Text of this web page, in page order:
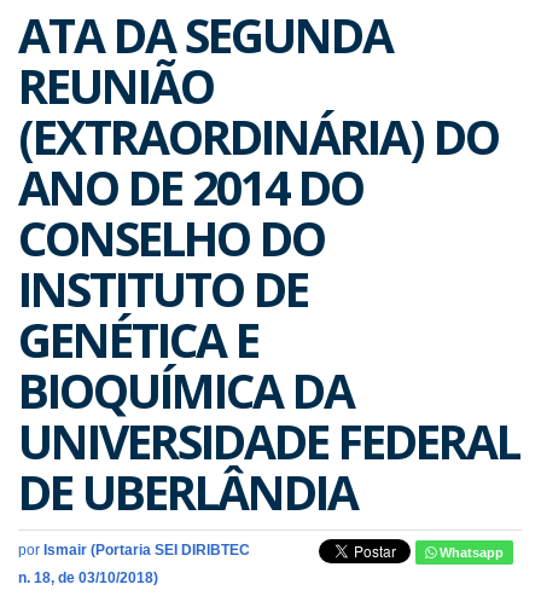
ATA DA SEGUNDA
REUNIÃO
(EXTRAORDINÁRIA) DO
ANO DE 2014 DO
CONSELHO DO
INSTITUTO DE
GENÉTICA E
BIOQUÍMICA DA
UNIVERSIDADE FEDERAL
DE UBERLÂNDIA
por Ismair (Portaria SEI DIRIBTEC
n. 18, de 03/10/2018)
Whatsapp